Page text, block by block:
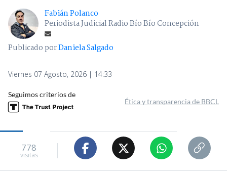
Fabián Polanco
Periodista Judicial Radio Bío Bío Concepción
Publicado porDaniela Salgado
Viernes 07 Agosto, 2026 | 14:33
Seguimos criterios de
Ética y transparencia de BBCL
778
visitas